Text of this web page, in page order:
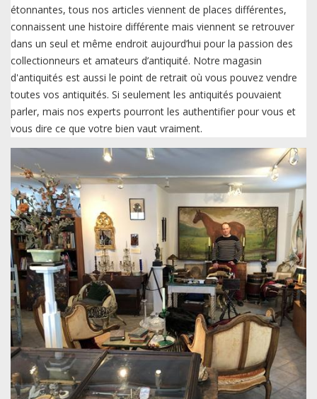
étonnantes, tous nos articles viennent de places différentes,
connaissent une histoire différente mais viennent se retrouver
dans un seul et même endroit aujourd’hui pour la passion des
collectionneurs et amateurs d’antiquité. Notre magasin
d'antiquités est aussi le point de retrait où vous pouvez vendre
toutes vos antiquités. Si seulement les antiquités pouvaient
parler, mais nos experts pourront les authentifier pour vous et
vous dire ce que votre bien vaut vraiment.